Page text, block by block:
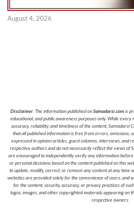
August 4, 2026
Disclaimer: The information published onSamadarsi.comis
educational, and public awareness purposes only. While
accuracy, reliability, and timeliness of the content, Samadarsi
that all published information is free from errors, omissions,
expressed in opinion articles, guest columns, interviews, and
respective authors and do not necessarily reflect the views of
are encouraged to independently verify any information before
or personal decisions based on the content published on this
to update, modify, correct, or remove any content at any time
websites are provided solely for the convenience of users, and
for the content, security, accuracy, or privacy practices of
logos, images, and other copyrighted materials appearing on
respective owners.